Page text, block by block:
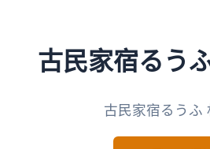
古民家宿るう
古民家宿るうふ